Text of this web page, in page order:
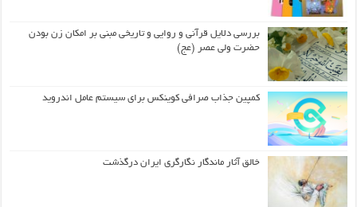
بررسی دلایل قرآنی و روایی و تاریخی مبنی بر امکان زن بودن
حضرت ولی عصر (عج)
کمپین جذاب صرافی کوینکس برای سیستم عامل اندروید
خالق آثار ماندگار نگارگری ایران درگذشت